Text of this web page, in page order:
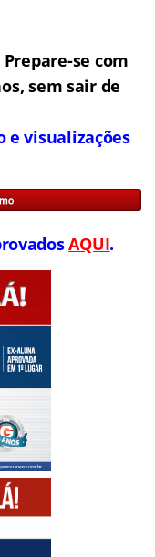
se com
sem sair de
e visualizações
AQUI.